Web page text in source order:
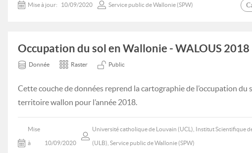
Mise à jour: 10/09/2020 Service public de Wallonie (SPW)
Occupation du sol en Wallonie - WALOUS 2018
Donnée Raster Public
Cette couche de données reprend la cartographie de l’occupation du
territoire wallon pour l’année 2018.
Mise
à 10/09/2020
Université catholique de Louvain (UCL), Institut Scientifique
(ULB), Service public de Wallonie (SPW)